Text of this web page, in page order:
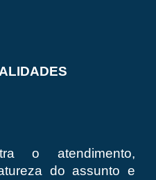
o atendimento,
do assunto e